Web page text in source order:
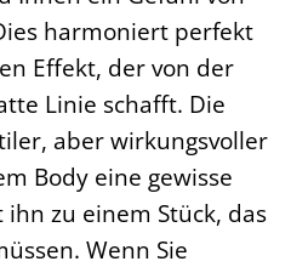
harmoniert perfekt
Effekt, der von der
Linie schafft. Die
aber wirkungsvoller
Body eine gewisse
zu einem Stück, das
Wenn Sie